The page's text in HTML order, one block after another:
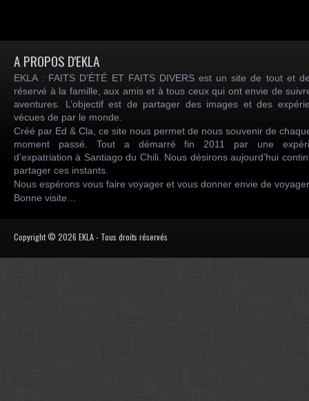
A PROPOS D'EKLA
EKLA : FAITS D’ÉTÉ ET FAITS DIVERS est un site de tout et
réservé à la famille, aux amis et à tous ceux qui ont envie de
aventures. L’objectif est de partager des images et des
vécues de par le monde.
Créé par Ed & Cla, ce site nous permet de nous souvenir de
moment passé. Tout a démarré fin 2011 par une
d’expatriation à Santiago du Chili. Nous désirons aujourd’hui
partager ces instants.
Nous espérons vous faire voyager et vous donner envie de
Bonne visite…
Copyright © 2026 EKLA - Tous droits réservés